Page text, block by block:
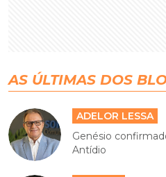
AS ÚLTIMAS DOS
ADELOR LESSA
Genésio
Antídio